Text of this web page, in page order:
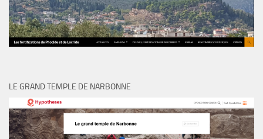
LE GRAND TEMPLE DE NARBONNE